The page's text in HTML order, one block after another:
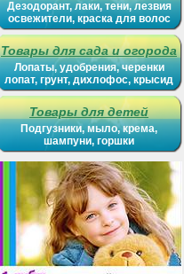
Дезодорант, лаки, тени, лезвия
освежители, краска для волос
Товары для сада и огорода
Лопаты, удобрения, черенки
лопат, грунт, дихлофос, крысид
Товары для детей
Подгузники, мыло, крема,
шампуни, горшки